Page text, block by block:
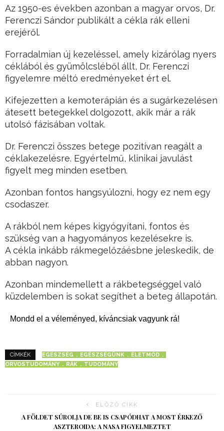
Az 1950-es években azonban a magyar orvos, Dr.
Ferenczi Sándor publikált a cékla rák elleni
erejéről.
Forradalmian új kezeléssel, amely kizárólag nyers
céklából és gyümölcsléből állt, Dr. Ferenczi
figyelemre méltó eredményeket ért el.
Kifejezetten a kemoterápián és a sugárkezelésen
átesett betegekkel dolgozott, akik már a rák
utolsó fázisában voltak.
Dr. Ferenczi összes betege pozitívan reagált a
céklakezelésre. Egyértelmű, klinikai javulást
figyelt meg minden esetben.
Azonban fontos hangsyúlozni, hogy ez nem egy
csodaszer.
A rákból nem képes kigyógyítani, fontos és
szükség van a hagyományos kezelésekre is.
A cékla inkább rákmegelőzáésbne jeleskedik, de
abban nagyon.
Azonban mindemellett a rákbetegséggel való
küzdelemben is sokat segíthet a beteg állapotán.
Mondd el a véleményed, kíváncsiak vagyunk rá!
CÍMKÉK EGÉSZSÉG EGÉSZSÉGÜNK
ÉLETMÓD
ORVOSTUDOMÁNY
RÁK TUDOMÁNY
ELŐZŐ CIKK
A FÖLDET SÚROLJA DE BE IS CSAPÓDHAT A MOST ÉRKEZŐ
ASZTEROIDA: A NASA FIGYELMEZTET